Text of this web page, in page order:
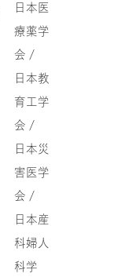
日本医
療薬学
会 /
日本教
育工学
会 /
日本災
害医学
会 /
日本産
科婦人
科学